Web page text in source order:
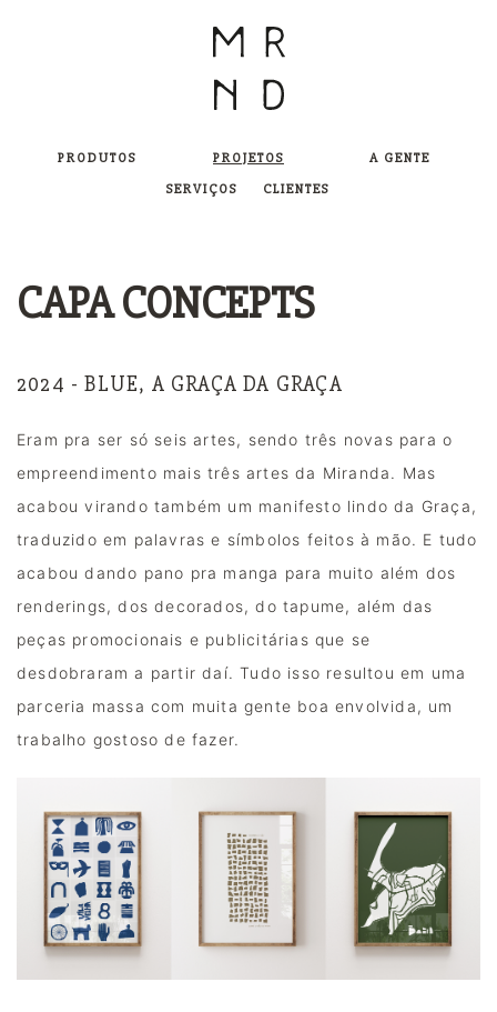
PRODUTOS
PROJETOS
SERVIÇOS
CLIENTES
A GENTE
CAPA CONCEPTS
2024 - BLUE, A GRAÇA DA GRAÇA
Eram pra ser só seis artes, sendo três novas para o
empreendimento mais três artes da Miranda. Mas
acabou virando também um manifesto lindo da Graça,
traduzido em palavras e símbolos feitos à mão. E tudo
acabou dando pano pra manga para muito além dos
renderings, dos decorados, do tapume, além das
peças promocionais e publicitárias que se
desdobraram a partir daí. Tudo isso resultou em uma
parceria massa com muita gente boa envolvida, um
trabalho gostoso de fazer.